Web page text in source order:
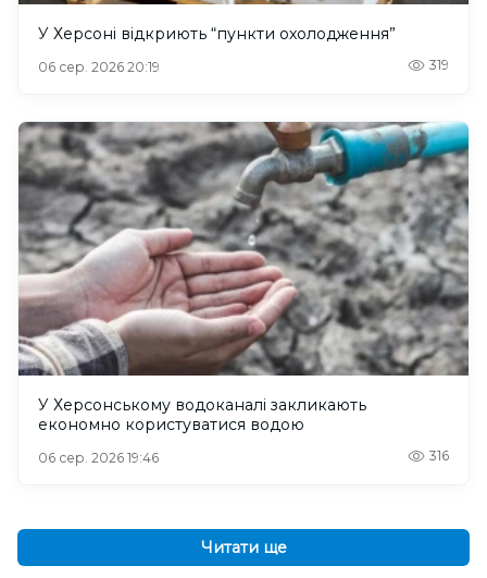
У Херсоні відкриють “пункти охолодження”
06 сер. 2026 20:19 319
У Херсонському водоканалі закликають
економно користуватися водою
06 сер. 2026 19:46 316
Читати ще